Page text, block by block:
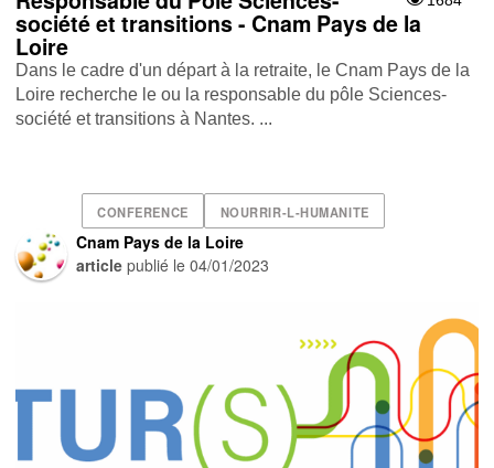
société et transitions - Cnam Pays de la
Loire
Dans le cadre d'un départ à la retraite, le Cnam Pays de la
Loire recherche le ou la responsable du pôle Sciences-
société et transitions à Nantes. ...
CONFERENCE NOURRIR-L-HUMANITE
Cnam Pays de la Loire
article publié le04/01/2023